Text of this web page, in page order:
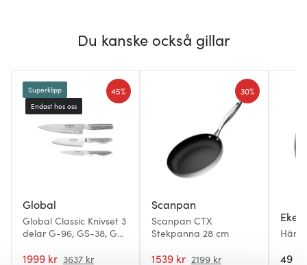
Du kanske också gillar
Global
Global Classic Knivset 3
delar G-96, GS-38, GS-
1999 kr 3637 kr
45%
Superklipp
Endast hos oss
Scanpan
Scanpan CTX
Stekpanna 28 cm
1539 kr 2199 kr
30%
49 kr